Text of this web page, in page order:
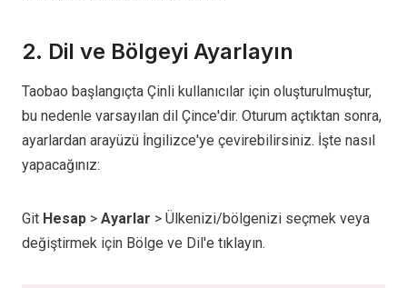
2. Dil ve Bölgeyi Ayarlayın
Taobao başlangıçta Çinli kullanıcılar için oluşturulmuştur,
bu nedenle varsayılan dil Çince'dir. Oturum açtıktan sonra,
ayarlardan arayüzü İngilizce'ye çevirebilirsiniz. İşte nasıl
yapacağınız:
Git Hesap > Ayarlar > Ülkenizi/bölgenizi seçmek veya
değiştirmek için Bölge ve Dil'e tıklayın.